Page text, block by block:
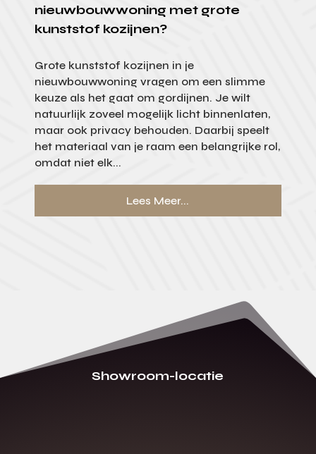
nieuwbouwwoning met grote
kunststof kozijnen?
Grote kunststof kozijnen in je
nieuwbouwwoning vragen om een slimme
keuze als het gaat om gordijnen. Je wilt
natuurlijk zoveel mogelijk licht binnenlaten,
maar ook privacy behouden. Daarbij speelt
het materiaal van je raam een belangrijke rol,
omdat niet elk...
Lees Meer...
Showroom-locatie